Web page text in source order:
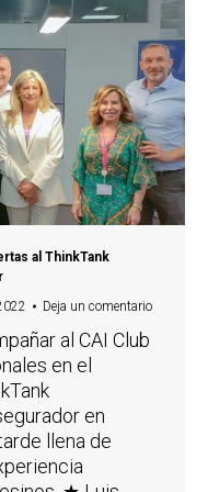
al ThinkTank
Deja un comentario
al CAI Club
en el
en
llena de